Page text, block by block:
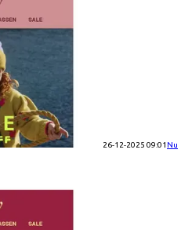
26-12-2025 09:01 Nu